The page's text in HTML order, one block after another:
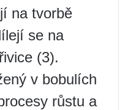
na tvorbě
se na
(3).
v bobulích
růstu a